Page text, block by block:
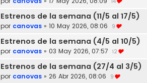
Estrenos de la semana (11/5 al 17/5)
por canovas » 10 May 2026, 08:06 9
Estrenos de la semana (4/5 al 10/5)
por canovas » 03 May 2026, 07:57 12
Estrenos de la semana (27/4 al 3/5)
por canovas » 26 Abr 2026, 08:06 9